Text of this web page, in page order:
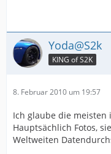
Yoda@S2k
KING of S2K
8. Februar 2010 um 19:57
Ich glaube die meisten
Hauptsächlich Fotos,
Weltweiten